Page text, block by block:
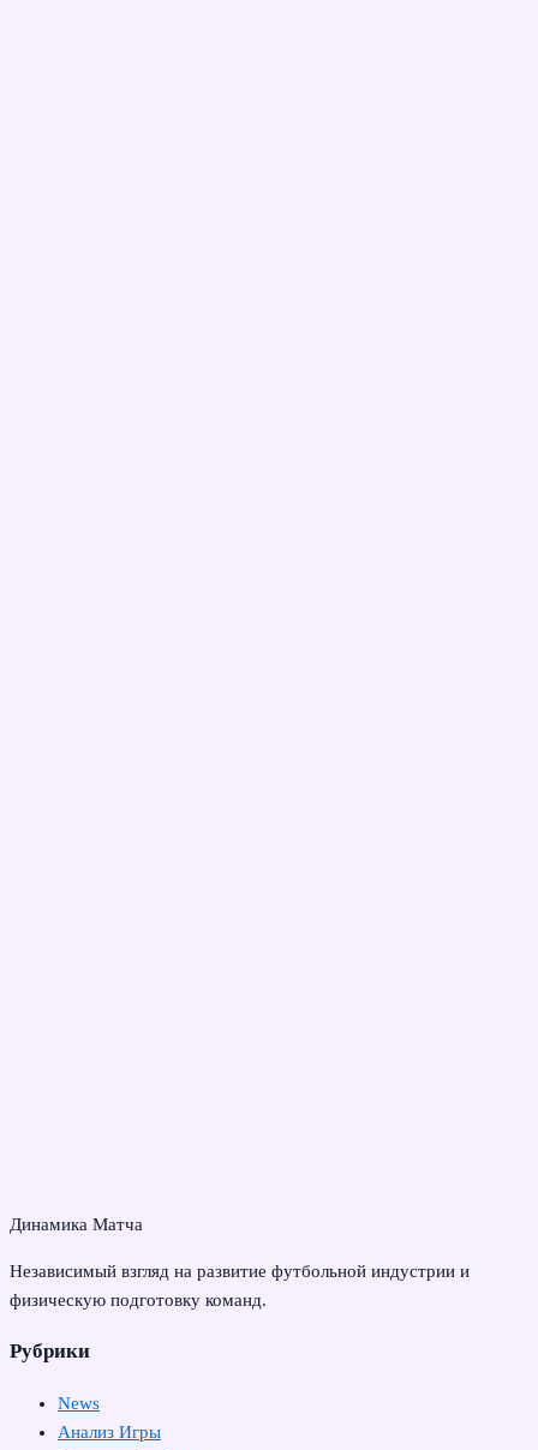
Динамика Матча
Независимый взгляд на развитие футбольной индустрии и
физическую подготовку команд.
Рубрики
News
Анализ Игры